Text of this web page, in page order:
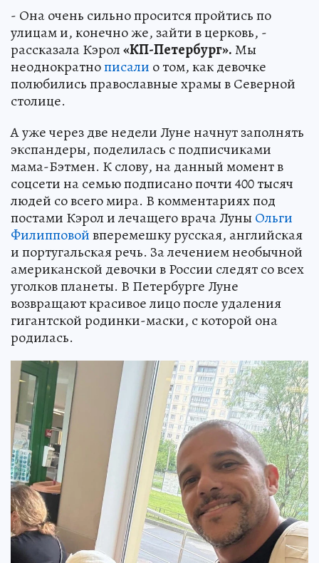
- Она очень сильно просится пройтись по
улицам и, конечно же, зайти в церковь, -
рассказала Кэрол«КП-Петербург».Мы
неоднократнописали о том, как девочке
полюбились православные храмы в Северной
столице.
А уже через две недели Луне начнут заполнять
экспандеры, поделилась с подписчиками
мама-Бэтмен. К слову, на данный момент в
соцсети на семью подписано почти 400 тысяч
людей со всего мира. В комментариях под
постами Кэрол и лечащего врача Луны Ольги
Филипповойвперемешку русская, английская
и португальская речь. За лечением необычной
американской девочки в России следят со всех
уголков планеты. В Петербурге Луне
возвращают красивое лицо после удаления
гигантской родинки-маски, с которой она
родилась.